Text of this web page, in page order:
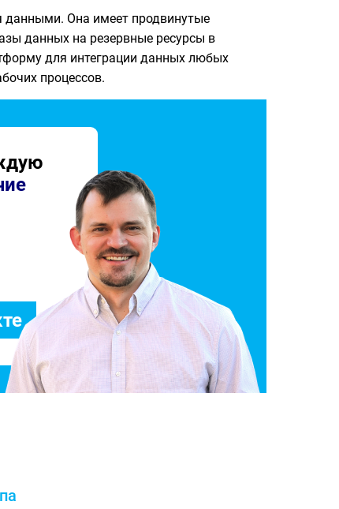
данными. Она имеет продвинутые
данных на резервные ресурсы в
для интеграции данных любых
процессов.